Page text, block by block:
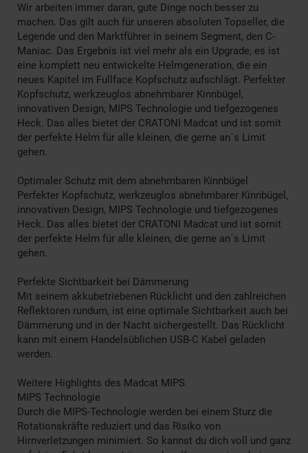
Wir arbeiten immer daran, gute Dinge noch besser zu
machen. Das gilt auch für unseren absoluten Topseller, die
Legende und den Marktführer in seinem Segment, den C-
Maniac. Das Ergebnis ist viel mehr als ein Upgrade, es ist
eine komplett neu entwickelte Helmgeneration, die ein
neues Kapitel im Fullface Kopfschutz aufschlägt. Perfekter
Kopfschutz, werkzeuglos abnehmbarer Kinnbügel,
innovativen Design, MIPS Technologie und tiefgezogenes
Heck. Das alles bietet der CRATONI Madcat und ist somit
der perfekte Helm für alle kleinen, die gerne an´s Limit
gehen.
Optimaler Schutz mit dem abnehmbaren Kinnbügel
Perfekter Kopfschutz, werkzeuglos abnehmbarer Kinnbügel,
innovativen Design, MIPS Technologie und tiefgezogenes
Heck. Das alles bietet der CRATONI Madcat und ist somit
der perfekte Helm für alle kleinen, die gerne an´s Limit
gehen.
Perfekte Sichtbarkeit bei Dämmerung
Mit seinem akkubetriebenen Rücklicht und den zahlreichen
Reflektoren rundum, ist eine optimale Sichtbarkeit auch bei
Dämmerung und in der Nacht sichergestellt. Das Rücklicht
kann mit einem Handelsüblichen USB-C Kabel geladen
werden.
Weitere Highlights des Madcat MIPS
MIPS Technologie
Durch die MIPS-Technologie werden bei einem Sturz die
Rotationskräfte reduziert und das Risiko von
Hirnverletzungen minimiert. So kannst du dich voll und ganz